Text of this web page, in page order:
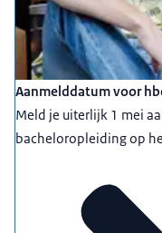
Aanmelddatum voor
Meld je uiterlijk 1 mei
bacheloropleiding op